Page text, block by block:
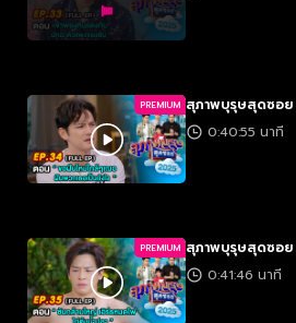
PREMIUM สุภาพบุรุษสุดซอย
0:40:55 นาที
PREMIUM สุภาพบุรุษสุดซอย
0:41:46 นาที